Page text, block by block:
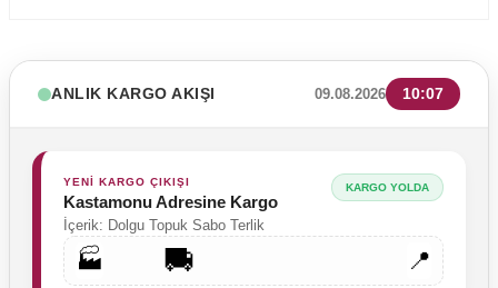
ANLIK KARGO AKIŞI 09.08.2026 10:07
YENİ KARGO ÇIKIŞI
Kastamonu Adresine Kargo
İçerik: Dolgu Topuk Sabo Terlik
KARGO YOLDA
🏭 🚚 📍